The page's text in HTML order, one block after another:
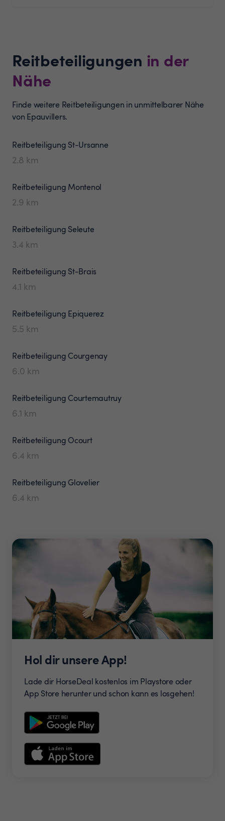
Reitbeteiligungen in der
Nähe
Finde weitere Reitbeteiligungen in unmittelbarer Nähe
von Epauvillers.
Reitbeteiligung St-Ursanne
2.8 km
Reitbeteiligung Montenol
2.9 km
Reitbeteiligung Seleute
3.4 km
Reitbeteiligung St-Brais
4.1 km
Reitbeteiligung Epiquerez
5.5 km
Reitbeteiligung Courgenay
6.0 km
Reitbeteiligung Courtemautruy
6.1 km
Reitbeteiligung Ocourt
6.4 km
Reitbeteiligung Glovelier
6.4 km
Hol dir unsere App!
Lade dir HorseDeal kostenlos im Playstore oder
App Store herunter und schon kann es losgehen!